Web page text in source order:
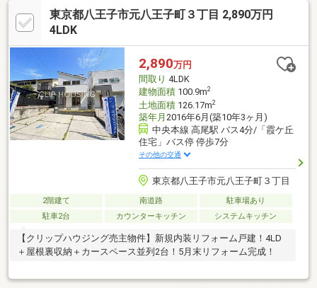
東京都八王子市元八王子町３丁目 2,890万円
4LDK
2,890万円
間取り 4LDK
建物面積100.9m2
土地面積126.17m2
築年月 2016年6月(築10年3ヶ月)
中央本線 高尾駅 バス4分/「霞ケ丘
住宅」バス停 停歩7分
その他の交通
東京都八王子市元八王子町３丁目
2階建て 南道路
駐車場あり
駐車2台
カウンターキッチン システムキッチン
【クリップハウジング売主物件】新規内装リフォーム戸建！4LD
＋屋根裏収納＋カースペース並列2台！5月末リフォーム完成！